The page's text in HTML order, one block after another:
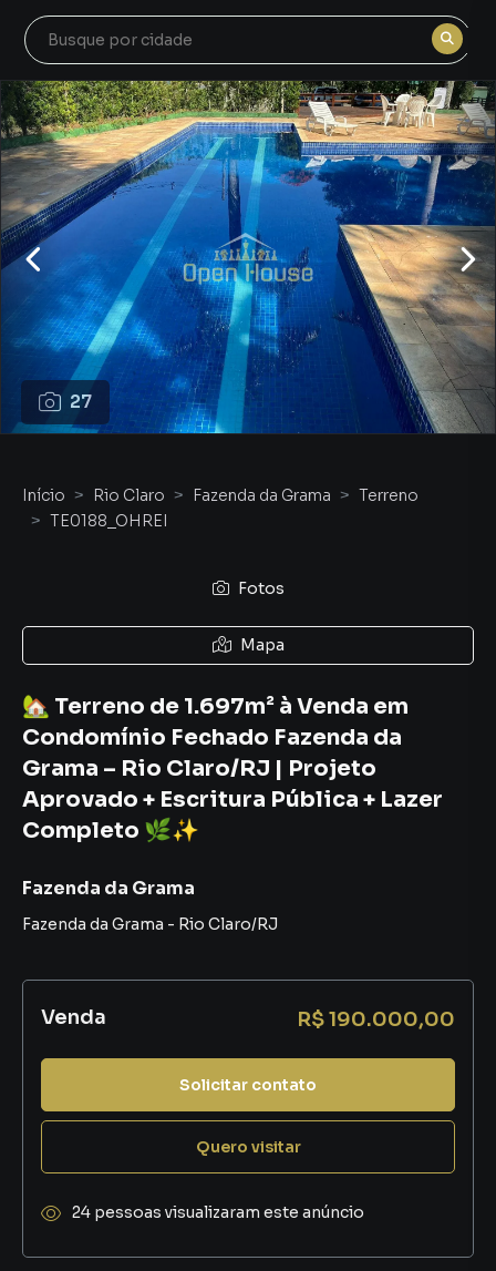
27
Início Rio Claro Fazenda da Grama
Terreno
TE0188_OHREI
Fotos
Mapa
🏡 Terreno de 1.697m² à Venda em
Condomínio Fechado Fazenda da
Grama – Rio Claro/RJ | Projeto
Aprovado + Escritura Pública + Lazer
Completo 🌿✨
Fazenda da Grama
Fazenda da Grama - Rio Claro/RJ
Venda R$ 190.000,00
Solicitar contato
Quero visitar
24 pessoas visualizaram este anúncio